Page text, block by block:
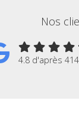
Nos
4.8 d'après